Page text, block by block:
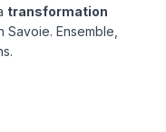
transformation
Ensemble,